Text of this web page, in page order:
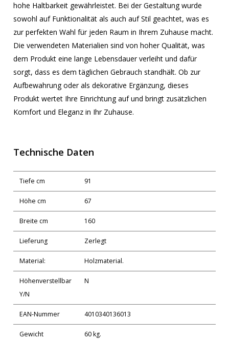
hohe Haltbarkeit gewährleistet. Bei der Gestaltung wurde
sowohl auf Funktionalität als auch auf Stil geachtet, was es
zur perfekten Wahl für jeden Raum in Ihrem Zuhause macht.
Die verwendeten Materialien sind von hoher Qualität, was
dem Produkt eine lange Lebensdauer verleiht und dafür
sorgt, dass es dem täglichen Gebrauch standhält. Ob zur
Aufbewahrung oder als dekorative Ergänzung, dieses
Produkt wertet Ihre Einrichtung auf und bringt zusätzlichen
Komfort und Eleganz in Ihr Zuhause.
Technische Daten
Tiefe cm 91
Höhe cm 67
Breite cm 160
Lieferung Zerlegt
Material: Holzmaterial.
Höhenverstellbar
Y/N
N
EAN-Nummer 4010340136013
Gewicht 60 kg.